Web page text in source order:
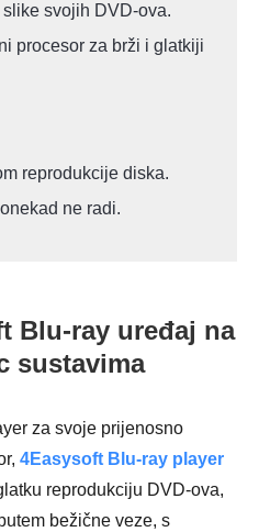
svojih DVD-ova.
procesor za brži i glatkiji
reprodukcije diska.
ne radi.
Blu-ray uređaj na
sustavima
za svoje prijenosno
4Easysoft Blu-ray player
reprodukciju DVD-ova,
bežične veze, s